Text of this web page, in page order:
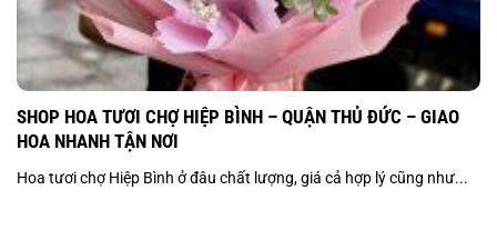
SHOP HOA TƯƠI CHỢ HIỆP BÌNH – QUẬN THỦ ĐỨC – GIAO
HOA NHANH TẬN NƠI
Hoa tươi chợ Hiệp Bình ở đâu chất lượng, giá cả hợp lý cũng như...